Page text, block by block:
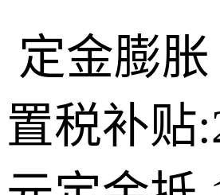
定金膨胀
置税补贴